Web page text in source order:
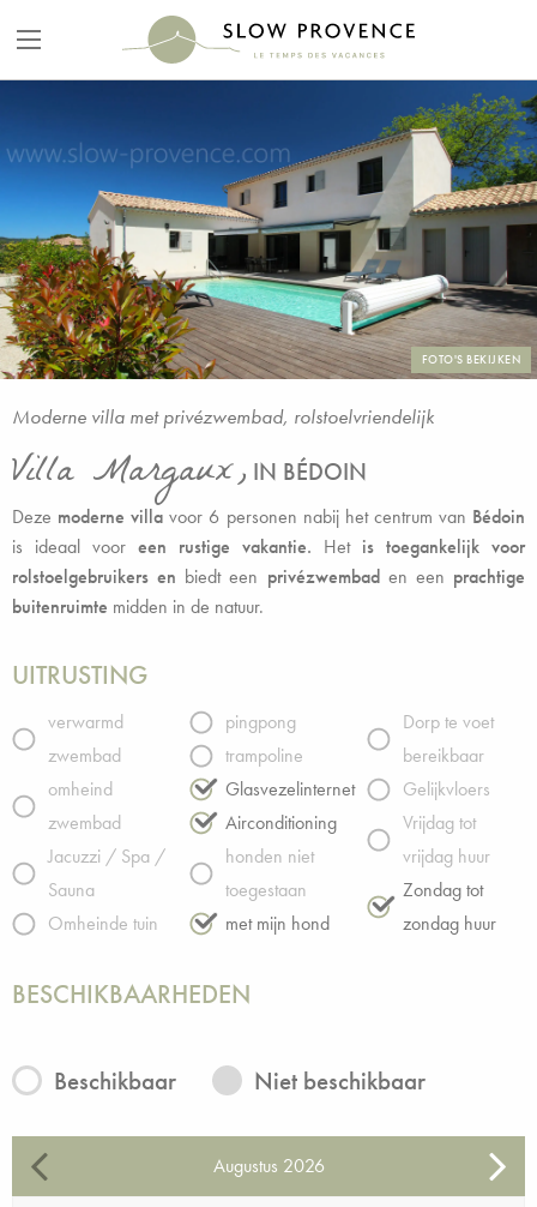
FOTO'S BEKIJKEN
Moderne villa met privézwembad, rolstoelvriendelijk
Villa Margaux, IN BÉDOIN
Deze moderne villa voor 6 personen nabij het centrum van Bédoin
is ideaal voor een rustige vakantie. Het is toegankelijk voor
rolstoelgebruikers en biedt een privézwembaden een prachtige
buitenruimte midden in de natuur.
UITRUSTING
verwarmd
zwembad
omheind
zwembad
Jacuzzi / Spa /
Sauna
Omheinde tuin
pingpong
trampoline
Glasvezelinternet
Airconditioning
honden niet
toegestaan
met mijn hond
Dorp te voet
bereikbaar
Gelijkvloers
Vrijdag tot
vrijdag huur
Zondag tot
zondag huur
BESCHIKBAARHEDEN
Beschikbaar Niet beschikbaar
Augustus 2026